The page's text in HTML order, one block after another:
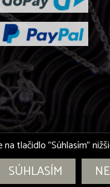
tlačidlo "Súhlasím"